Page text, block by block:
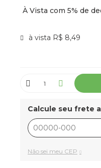
à vista R$ 8,49
Calcule seu frete
Não sei meu CEP